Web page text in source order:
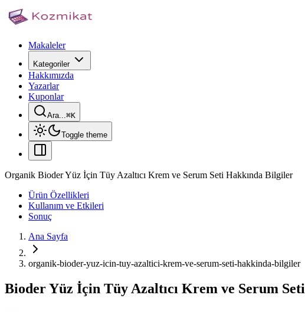
Makaleler
Kategoriler
Hakkımızda
Yazarlar
Kuponlar
Ara...⌘K
Toggle theme
Organik Bioder Yüz İçin Tüy Azaltıcı Krem ve Serum Seti Hakkında Bilgiler
Ürün Özellikleri
Kullanım ve Etkileri
Sonuç
Ana Sayfa
organik-bioder-yuz-icin-tuy-azaltici-krem-ve-serum-seti-hakkinda-bilgiler
Bioder Yüz İçin Tüy Azaltıcı Krem ve Serum Seti